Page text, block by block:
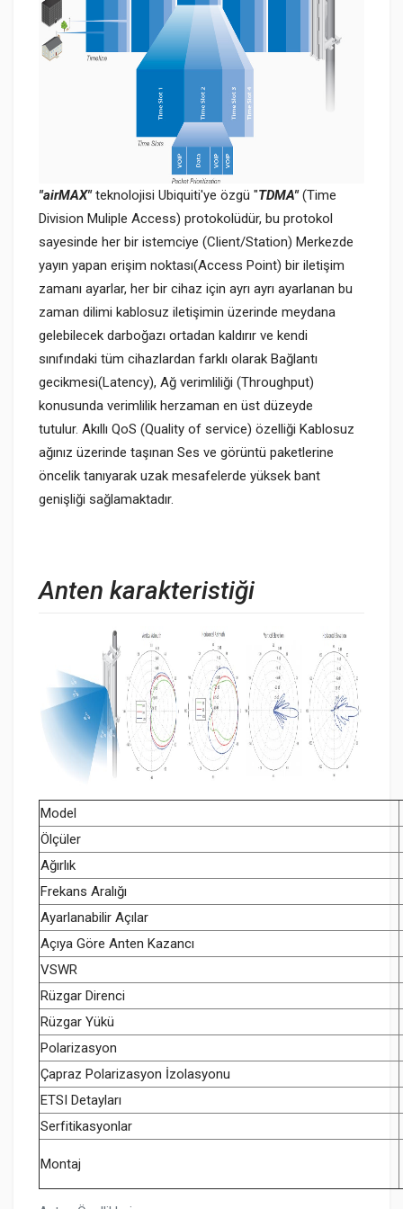
"airMAX"teknolojisi Ubiquiti'ye özgü "TDMA"(Time
Division Muliple Access) protokolüdür, bu protokol
sayesinde her bir istemciye (Client/Station) Merkezde
yayın yapan erişim noktası(Access Point) bir iletişim
zamanı ayarlar, her bir cihaz için ayrı ayrı ayarlanan bu
zaman dilimi kablosuz iletişimin üzerinde meydana
gelebilecek darboğazı ortadan kaldırır ve kendi
sınıfındaki tüm cihazlardan farklı olarak Bağlantı
gecikmesi(Latency), Ağ verimliliği (Throughput)
konusunda verimlilik herzaman en üst düzeyde
tutulur. Akıllı QoS (Quality of service) özelliği Kablosuz
ağınız üzerinde taşınan Ses ve görüntü paketlerine
öncelik tanıyarak uzak mesafelerde yüksek bant
genişliği sağlamaktadır.
Anten karakteristiği
Model
Ölçüler
Ağırlık
Frekans Aralığı
Ayarlanabilir Açılar
Açıya Göre Anten Kazancı
VSWR
Rüzgar Direnci
Rüzgar Yükü
Polarizasyon
Çapraz Polarizasyon İzolasyonu
ETSI Detayları
Serfitikasyonlar
Montaj